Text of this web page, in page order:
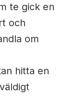
te gick en
och
om
hitta en